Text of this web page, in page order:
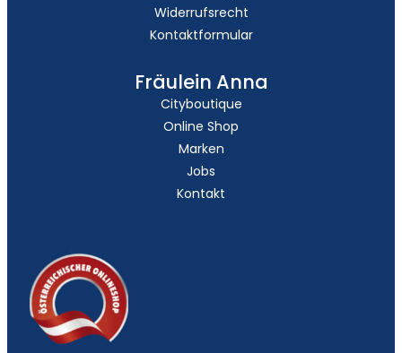
Widerrufsrecht
Kontaktformular
Fräulein Anna
Cityboutique
Online Shop
Marken
Jobs
Kontakt